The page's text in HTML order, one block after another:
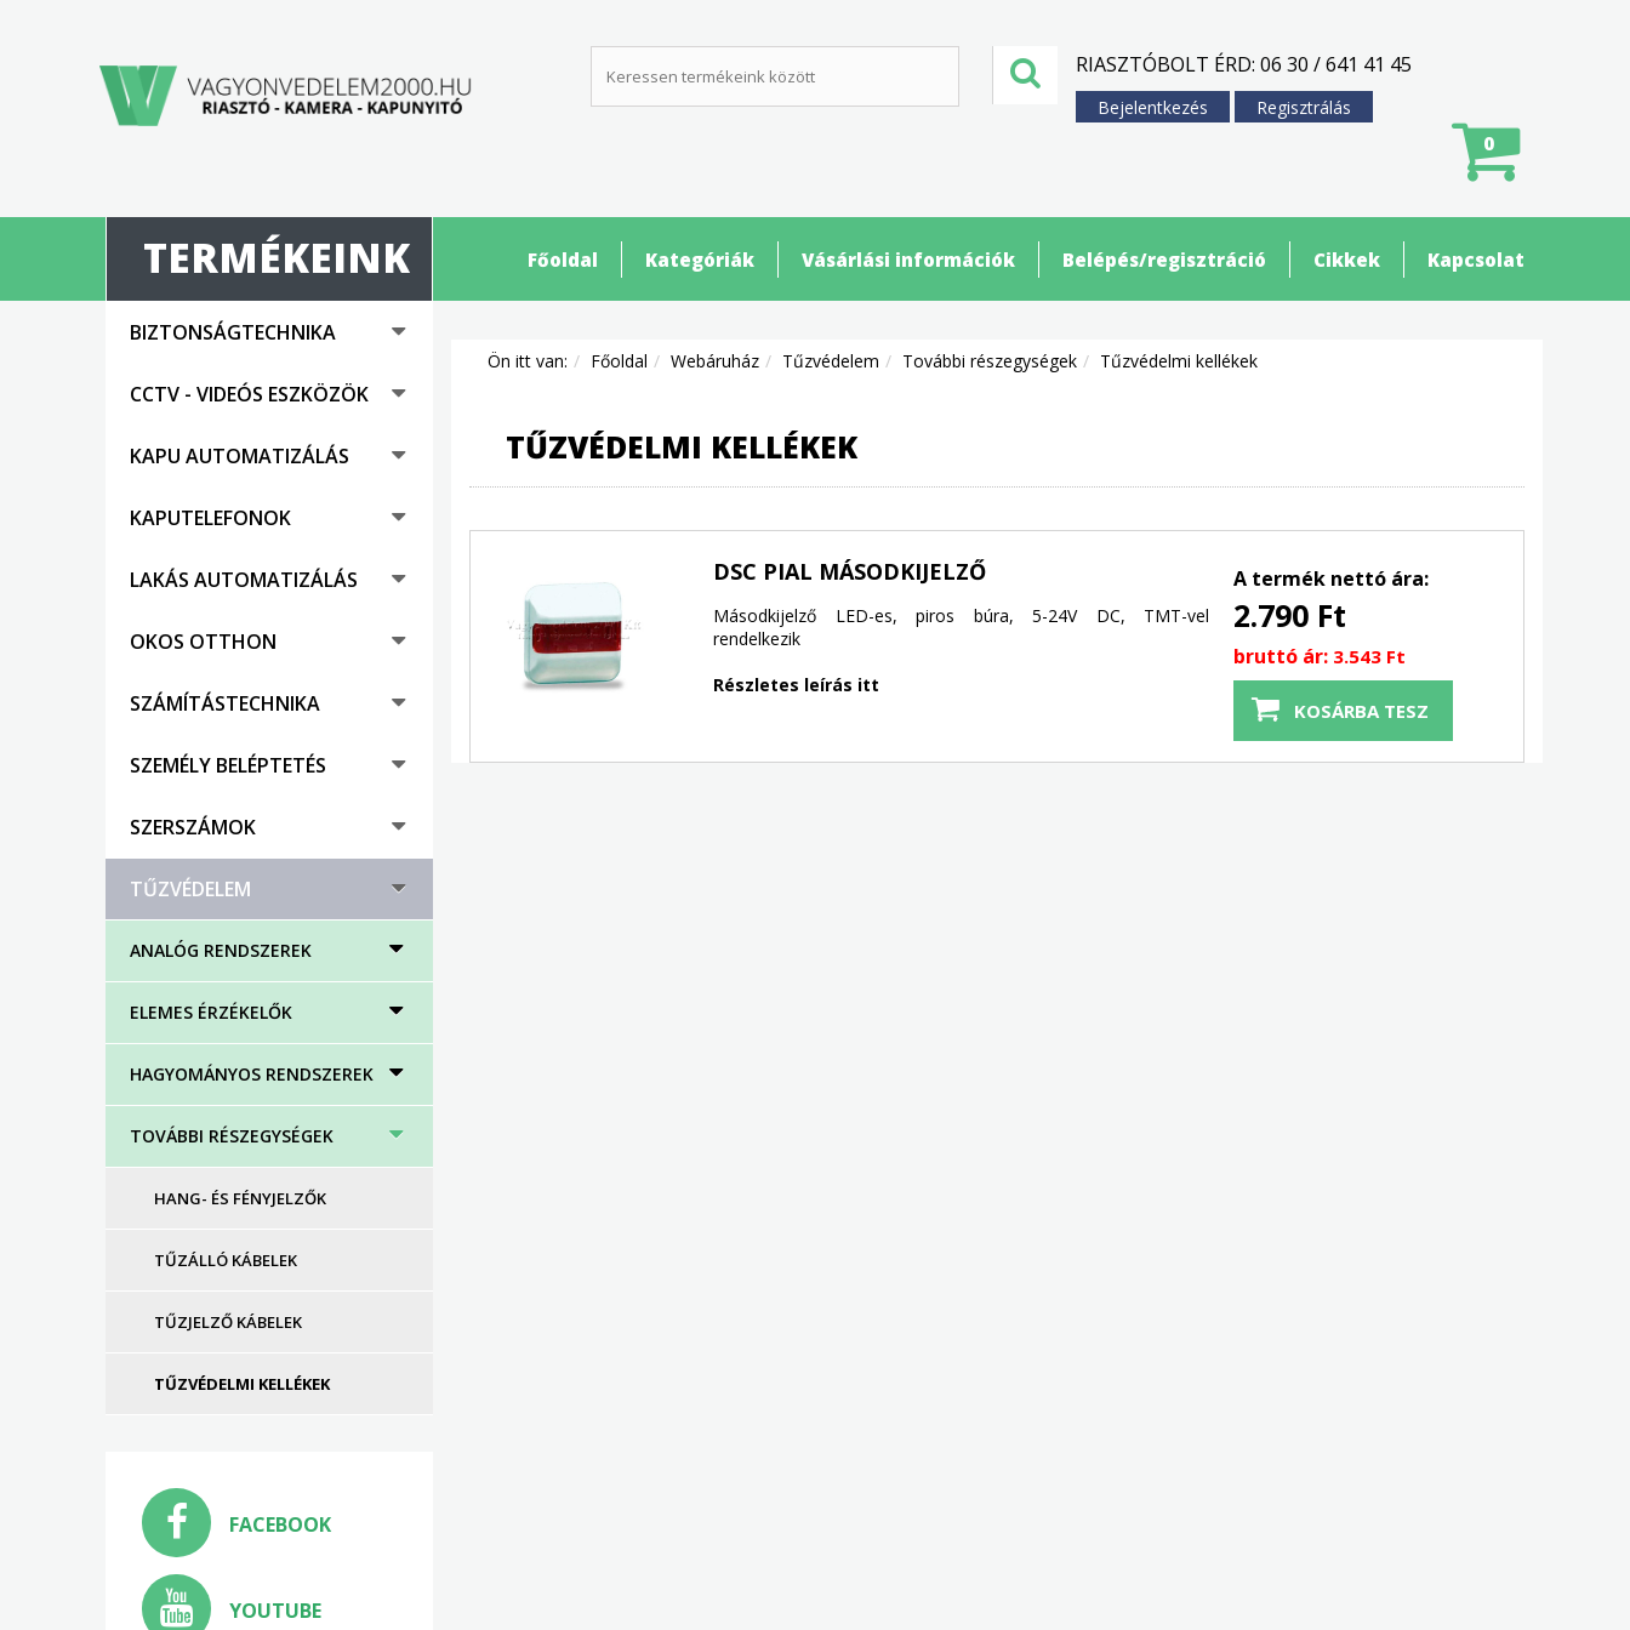
RIASZTÓBOLT ÉRD: 06 30 / 641 41 45
Bejelentkezés Regisztrálás
0
Főoldal Kategóriák Vásárlási információk Belépés/regisztráció Cikkek Kapcsolat
TERMÉKEINK
BIZTONSÁGTECHNIKA
CCTV - VIDEÓS ESZKÖZÖK
KAPU AUTOMATIZÁLÁS
KAPUTELEFONOK
LAKÁS AUTOMATIZÁLÁS
OKOS OTTHON
SZÁMÍTÁSTECHNIKA
SZEMÉLY BELÉPTETÉS
SZERSZÁMOK
TŰZVÉDELEM
ANALÓG RENDSZEREK
ELEMES ÉRZÉKELŐK
HAGYOMÁNYOS RENDSZEREK
TOVÁBBI RÉSZEGYSÉGEK
HANG- ÉS FÉNYJELZŐK
TŰZÁLLÓ KÁBELEK
TŰZJELZŐ KÁBELEK
TŰZVÉDELMI KELLÉKEK
FACEBOOK
YOUTUBE
Ön itt van: Főoldal Webáruház Tűzvédelem További részegységek Tűzvédelmi kellékek
TŰZVÉDELMI KELLÉKEK
DSC PIAL MÁSODKIJELZŐ
Másodkijelző LED-es, piros búra, 5-24V DC, TMT-vel
rendelkezik
Részletes leírás itt
A termék nettó ára:
2.790 Ft
bruttó ár: 3.543 Ft